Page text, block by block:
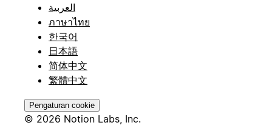
العربية
ภาษาไทย
한국어
日本語
简体中文
繁體中文
Pengaturan cookie
© 2026 Notion Labs, Inc.